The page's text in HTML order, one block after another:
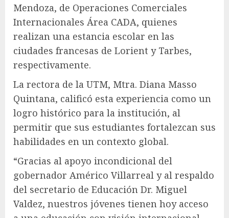
Mendoza, de Operaciones Comerciales
Internacionales Área CADA, quienes
realizan una estancia escolar en las
ciudades francesas de Lorient y Tarbes,
respectivamente.
La rectora de la UTM, Mtra. Diana Masso
Quintana, calificó esta experiencia como un
logro histórico para la institución, al
permitir que sus estudiantes fortalezcan sus
habilidades en un contexto global.
“Gracias al apoyo incondicional del
gobernador Américo Villarreal y al respaldo
del secretario de Educación Dr. Miguel
Valdez, nuestros jóvenes tienen hoy acceso